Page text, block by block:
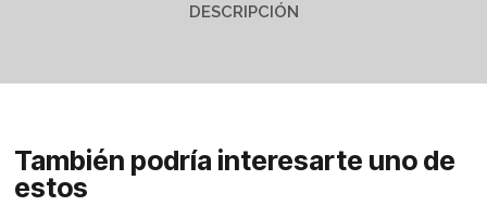
DESCRIPCIÓN
También podría interesarte uno de
estos